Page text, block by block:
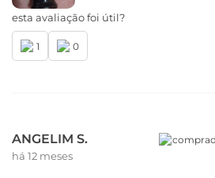
esta avaliação foi útil?
1 0
ANGELIM S.
há 12 meses